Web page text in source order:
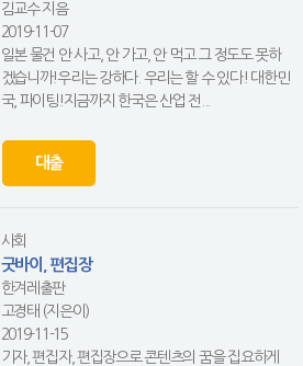
김교수 지음
2019-11-07
일본 물건 안 사고, 안 가고, 안 먹고 그 정도도 못하
겠습니까!우리는 강하다. 우리는 할 수 있다! 대한민
국, 파이팅!지금까지 한국은 산업 전...
대출
사회
굿바이, 편집장
한겨레출판
고경태 (지은이)
2019-11-15
기자, 편집자, 편집장으로 콘텐츠의 꿈을 집요하게